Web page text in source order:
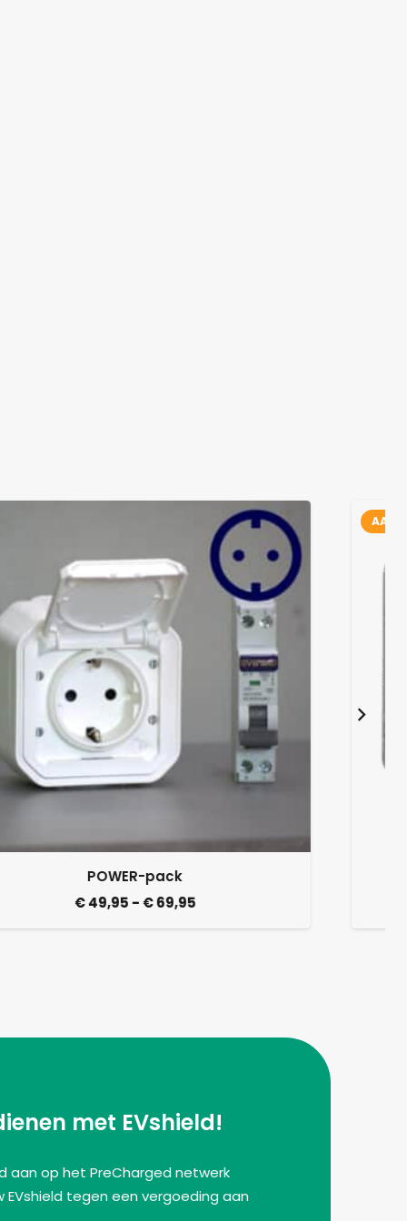
EVshield Bundel 3kW
€552,85Oorspronkelijke
prijs
€
prijs
met EVshield!
aan op het PreCharged netwerk
EVshield tegen een vergoeding aan